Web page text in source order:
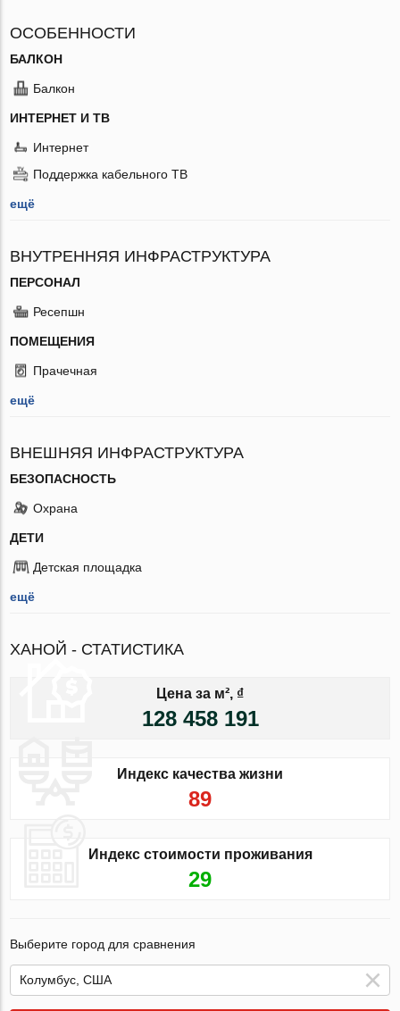
ОСОБЕННОСТИ
БАЛКОН
Балкон
ИНТЕРНЕТ И ТВ
Интернет
Поддержка кабельного ТВ
ещё
ВНУТРЕННЯЯ ИНФРАСТРУКТУРА
ПЕРСОНАЛ
Ресепшн
ПОМЕЩЕНИЯ
Прачечная
ещё
ВНЕШНЯЯ ИНФРАСТРУКТУРА
БЕЗОПАСНОСТЬ
Охрана
ДЕТИ
Детская площадка
ещё
ХАНОЙ - СТАТИСТИКА
Цена за м², ₫
128 458 191
Индекс качества жизни
89
Индекс стоимости проживания
29
Выберите город для сравнения